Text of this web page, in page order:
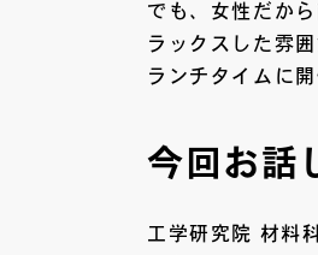
でも、女性だか
ラックスした雰
ランチタイムに
今回お話
工学研究院 材料